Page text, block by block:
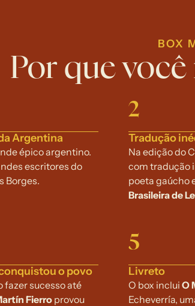
BOX
Por que
Argentina
épico argentino.
escritores do
Borges.
2
Tradução
Na edição do
com tradução
poeta gaúcho
Brasileira de
o povo
fazer sucesso até
Fierro provou
5
Livreto
O box inclui O
Echeverría,